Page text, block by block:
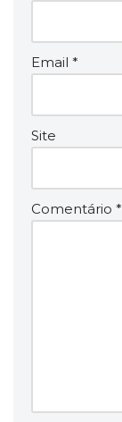
Email *
Site
Comentário *